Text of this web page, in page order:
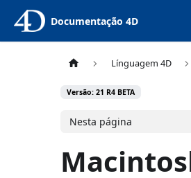
Documentação 4D
Línguagem 4D
Versão: 21 R4 BETA
Nesta página